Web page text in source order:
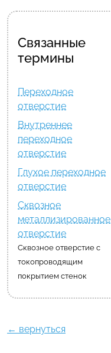
Связанные
термины
Переходное
отверстие
Внутреннее
переходное
отверстие
Глухое переходное
отверстие
Сквозное
металлизированное
отверстие
Сквозное отверстие с
токопроводящим
покрытием стенок
← вернуться